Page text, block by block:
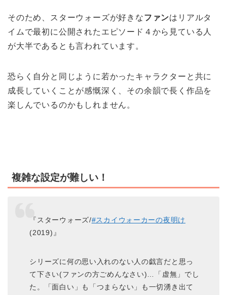
そのため、スターウォーズが好きなファンはリアルタ
イムで最初に公開されたエピソード４から見ている人
が大半であるとも言われています。
恐らく自分と同じように若かったキャラクターと共に
成長していくことが感慨深く、その余韻で長く作品を
楽しんでいるのかもしれません。
複雑な設定が難しい！
『スターウォーズ/#スカイウォーカーの夜明け
(2019)』
シリーズに何の思い入れのない人の戯言だと思っ
て下さい(ファンの方ごめんなさい)…「虚無」でし
た。「面白い」も「つまらない」も一切湧き出て